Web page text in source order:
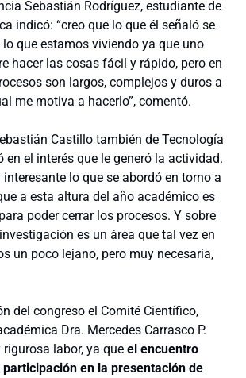
Sebastián Rodríguez, estudiante de
indicó: “creo que lo que él señaló se
que estamos viviendo ya que uno
hacer las cosas fácil y rápido, pero en
son largos, complejos y duros a
me motiva a hacerlo”, comentó.
Castillo también de Tecnología
en el interés que le generó la actividad.
lo que se abordó en torno a
a esta altura del año académico es
poder cerrar los procesos. Y sobre
es un área que tal vez en
un poco lejano, pero muy necesaria,
del congreso el Comité Científico,
Dra. Mercedes Carrasco P.
labor, ya que el encuentro
en la presentación de